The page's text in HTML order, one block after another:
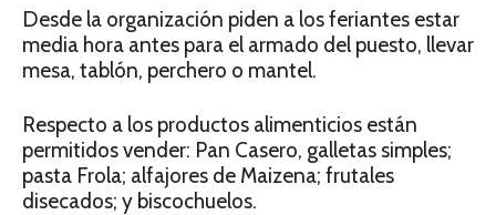
Desde la organización piden a los feriantes estar
media hora antes para el armado del puesto, llevar
mesa, tablón, perchero o mantel.
Respecto a los productos alimenticios están
permitidos vender: Pan Casero, galletas simples;
pasta Frola; alfajores de Maizena; frutales
disecados; y biscochuelos.